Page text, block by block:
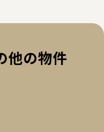
他の物件